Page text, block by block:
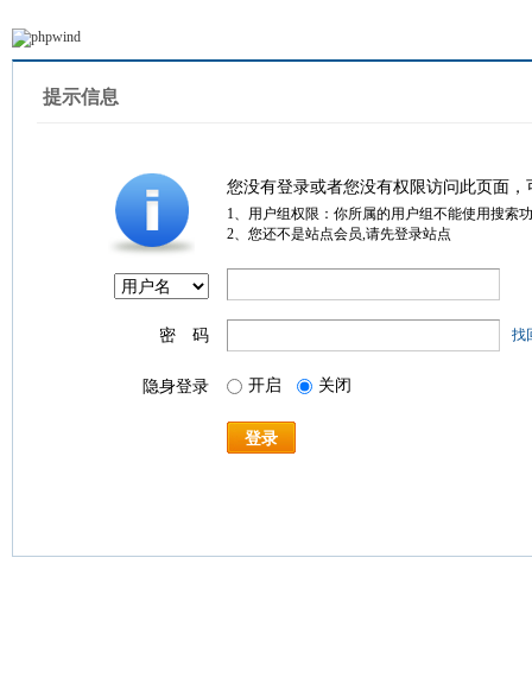
提示信息
您没有登录或者您没有权限访问此页面
1、用户组权限：你所属的用户组不能使用搜索
2、您还不是站点会员,请先登录站点
密 码 找
隐身登录 开启 关闭
登录